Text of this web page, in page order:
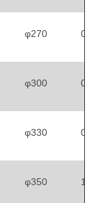
φ270 0.8
φ300 0.8
φ330 0.8
φ350 1.0